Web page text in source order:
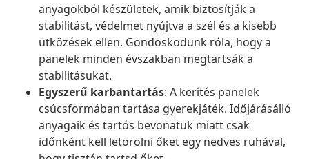
anyagokból készületek, amik biztosítják a
stabilitást, védelmet nyújtva a szél és a kisebb
ütközések ellen. Gondoskodunk róla, hogy a
panelek minden évszakban megtartsák a
stabilitásukat.
Egyszerű karbantartás: A kerítés panelek
csúcsformában tartása gyerekjáték. Időjárásálló
anyagaik és tartós bevonatuk miatt csak
időnként kell letörölni őket egy nedves ruhával,